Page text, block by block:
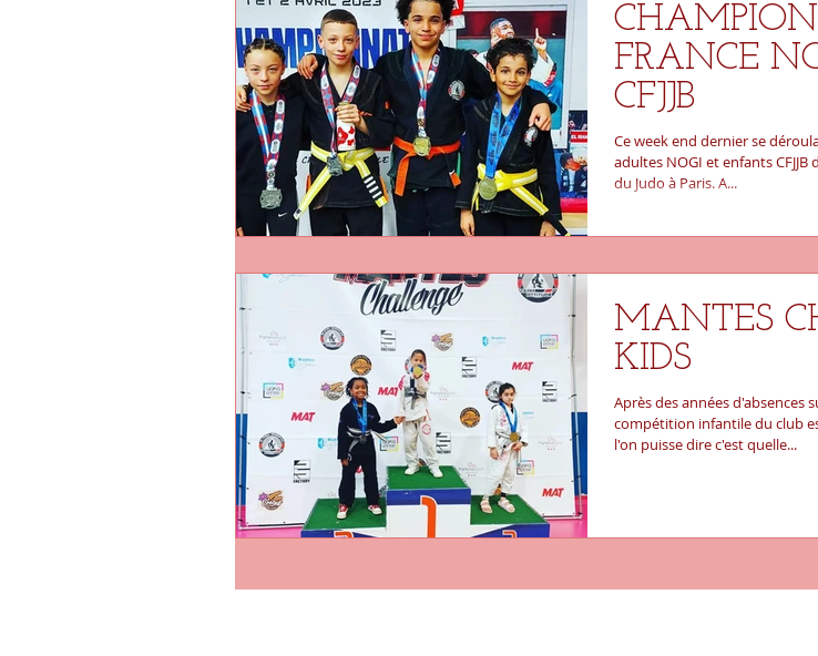
FRANCE
CFJJB
Ce week end dernier se
adultes NOGI et enfants CFJJB
du Judo à Paris. A...
MANTES
KIDS
Après des années d'absences suite au COVID la
compétition infantile du club
l'on puisse dire c'est quelle...